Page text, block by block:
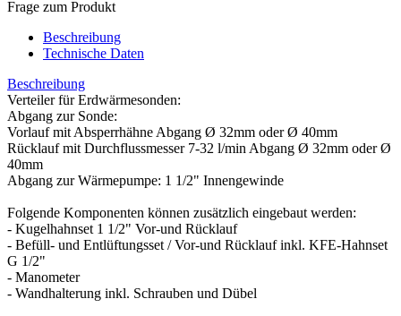
Frage zum Produkt
Beschreibung
Technische Daten
Beschreibung
Verteiler für Erdwärmesonden:
Abgang zur Sonde:
Vorlauf mit Absperrhähne Abgang Ø 32mm oder Ø 40mm
Rücklauf mit Durchflussmesser 7-32 l/min Abgang Ø 32mm oder Ø
40mm
Abgang zur Wärmepumpe: 1 1/2" Innengewinde
Folgende Komponenten können zusätzlich eingebaut werden:
- Kugelhahnset 1 1/2" Vor-und Rücklauf
- Befüll- und Entlüftungsset / Vor-und Rücklauf inkl. KFE-Hahnset
G 1/2"
- Manometer
- Wandhalterung inkl. Schrauben und Dübel